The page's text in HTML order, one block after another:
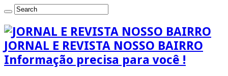
JORNAL E REVISTA NOSSO BAIRRO
Informação precisa para você !